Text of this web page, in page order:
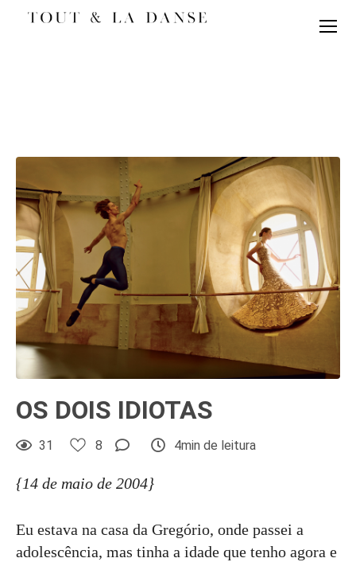
OS DOIS IDIOTAS
31 8 4min de leitura
{14 de maio de 2004}
Eu estava na casa da Gregório, onde passei a
adolescência, mas tinha a idade que tenho agora e